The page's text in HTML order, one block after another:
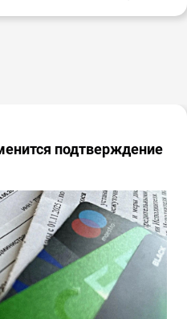
подтверждение